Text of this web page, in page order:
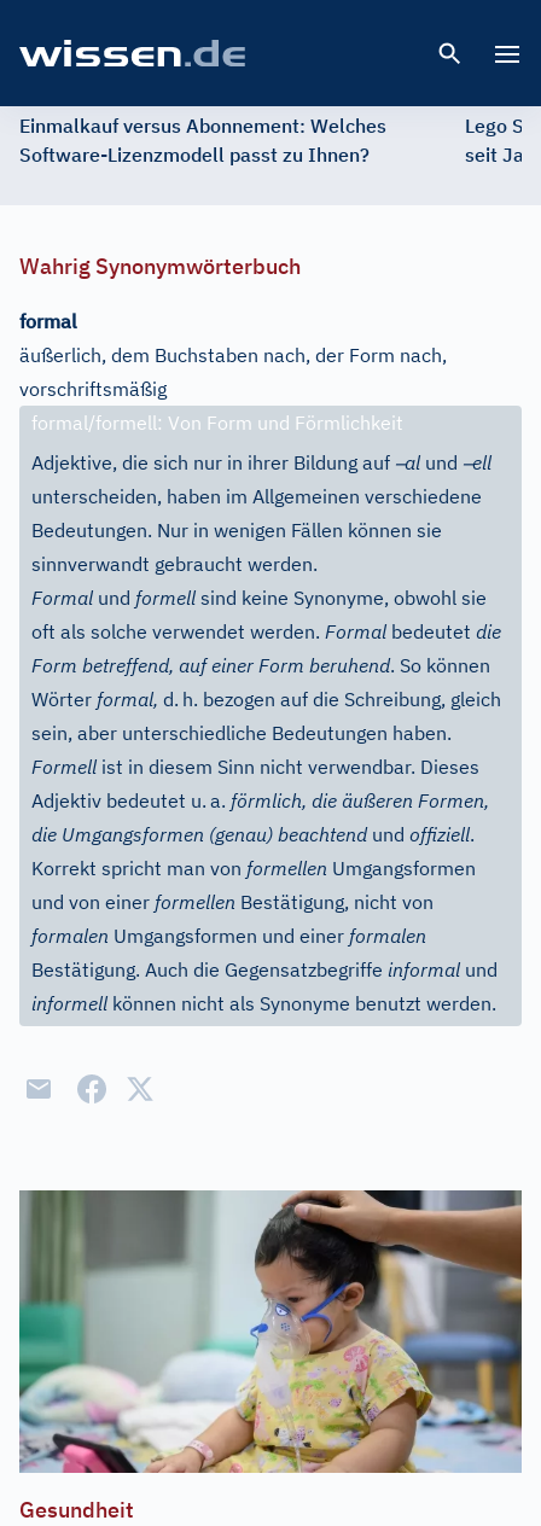
Einmalkauf versus Abonnement: Welches
Software-Lizenzmodell passt zu Ihnen?
Lego
seit
Wahrig Synonymwörterbuch
formal
äußerlich, dem Buchstaben nach, der Form nach,
vorschriftsmäßig
formal/formell: Von Form und Förmlichkeit
Adjektive, die sich nur in ihrer Bildung auf –al und –ell
unterscheiden, haben im Allgemeinen verschiedene
Bedeutungen. Nur in wenigen Fällen können sie
sinnverwandt gebraucht werden.
Formal und formell sind keine Synonyme, obwohl sie
oft als solche verwendet werden. Formal bedeutet die
Form betreffend, auf einer Form beruhend. So können
Wörter formal, d. h. bezogen auf die Schreibung, gleich
sein, aber unterschiedliche Bedeutungen haben.
Formell ist in diesem Sinn nicht verwendbar. Dieses
Adjektiv bedeutet u. a. förmlich, die äußeren Formen,
die Umgangsformen (genau) beachtendund offiziell.
Korrekt spricht man von formellen Umgangsformen
und von einer formellen Bestätigung, nicht von
formalen Umgangsformen und einer formalen
Bestätigung. Auch die Gegensatzbegriffe informal und
informell können nicht als Synonyme benutzt werden.
Gesundheit